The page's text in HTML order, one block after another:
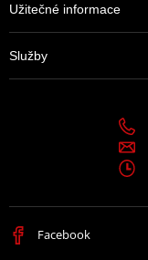
Užitečné informace
Služby
Facebook